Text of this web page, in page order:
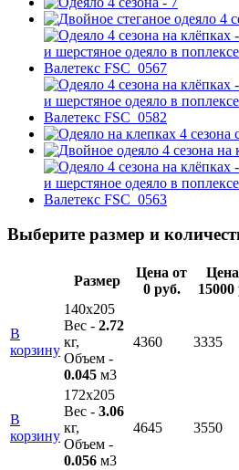
Выберите размер и
Размер
Цена от
0 руб.
15000
В
корзину
140х205
Вес - 2.72
кг,
Объем -
0.045 м3
4360 3335
В
корзину
172х205
Вес - 3.06
кг,
Объем -
0.056 м3
4645 3550